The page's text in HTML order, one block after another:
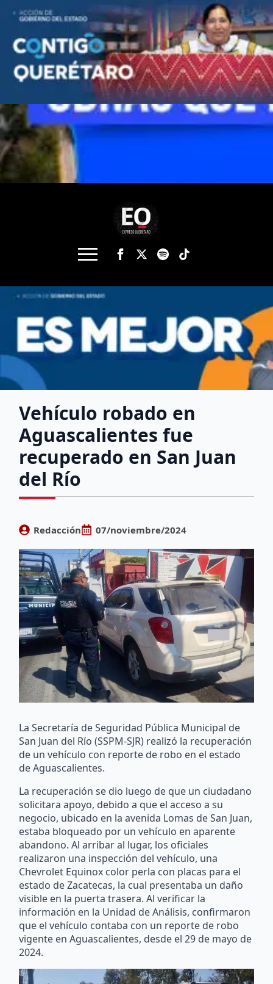
Vehículo robado en
Aguascalientes fue
recuperado en San Juan
del Río
Redacción 07/noviembre/2024
La Secretaría de Seguridad Pública Municipal de
San Juan del Río (SSPM-SJR) realizó la recuperación
de un vehículo con reporte de robo en el estado
de Aguascalientes.
La recuperación se dio luego de que un ciudadano
solicitara apoyo, debido a que el acceso a su
negocio, ubicado en la avenida Lomas de San Juan,
estaba bloqueado por un vehículo en aparente
abandono. Al arribar al lugar, los oficiales
realizaron una inspección del vehículo, una
Chevrolet Equinox color perla con placas para el
estado de Zacatecas, la cual presentaba un daño
visible en la puerta trasera. Al verificar la
información en la Unidad de Análisis, confirmaron
que el vehículo contaba con un reporte de robo
vigente en Aguascalientes, desde el 29 de mayo de
2024.